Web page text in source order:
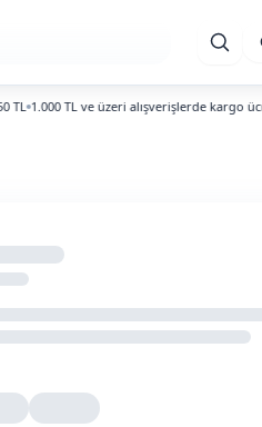
1.000 TL ve üzeri alışverişlerde kargo